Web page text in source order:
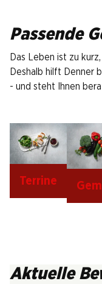
Passende
Das Leben ist zu
Deshalb hilft Denner
- und steht Ihnen
Terrine
Aktuelle